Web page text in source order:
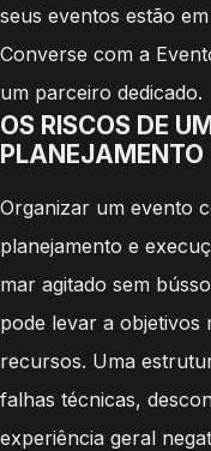
seus eventos estão
Converse com a
um parceiro dedicado.
OS RISCOS DE
Organizar um evento
planejamento e
mar agitado sem
pode levar a objetivos
recursos. Uma
falhas técnicas,
experiência geral